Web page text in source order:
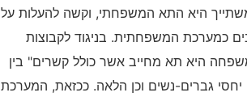
היא התא המשפחתי, וקשה להעלות על
כמערכת המשפחתית. בניגוד לקבוצות
היא תא מחייב אשר כולל קשרים" בין
יחסי גברים-נשים וכן הלאה. ככזאת, המערכת